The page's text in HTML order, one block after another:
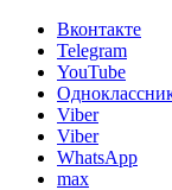
Вконтакте
Telegram
YouTube
Viber
Viber
WhatsApp
max